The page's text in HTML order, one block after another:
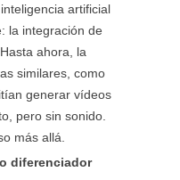
artificial
la integración de
ahora, la
similares, como
generar vídeos
pero sin sonido.
más allá.
diferenciador